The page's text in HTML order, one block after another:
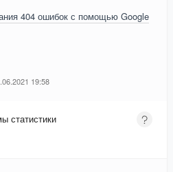
404 ошибок с помощью Google
19:58
статистики